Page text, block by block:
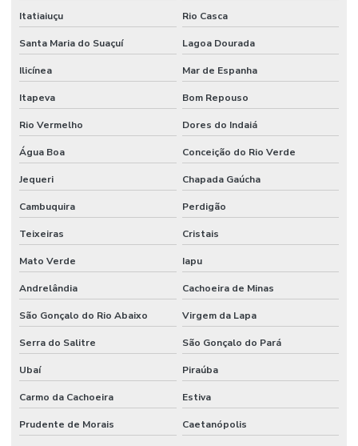
Serviços Profissionais De Manutenção Preventiva
Serviços de terceirização de mão de obra
Sistemas De Monitoramento Preditivo
Soluções de engenharia e manutenção
Soluções de engenharia para manutenção industrial
Terceirização de jardinagem
Terceirização de limpeza
Terceirização de manutenção predial
Terceirização de mão de obra
Terceirização de mão de obra industrial
Terceirização de mão de obra técnica
Terceirização de serviços de manutenção predial
Itatiaiuçu Rio Casca
Santa Maria do Suaçuí Lagoa Dourada
Ilicínea Mar de Espanha
Itapeva Bom Repouso
Rio Vermelho Dores do Indaiá
Água Boa Conceição do Rio Verde
Jequeri Chapada Gaúcha
Cambuquira Perdigão
Teixeiras Cristais
Mato Verde Iapu
Andrelândia Cachoeira de Minas
São Gonçalo do Rio Abaixo Virgem da Lapa
Serra do Salitre São Gonçalo do Pará
Ubaí Piraúba
Carmo da Cachoeira Estiva
Prudente de Morais Caetanópolis